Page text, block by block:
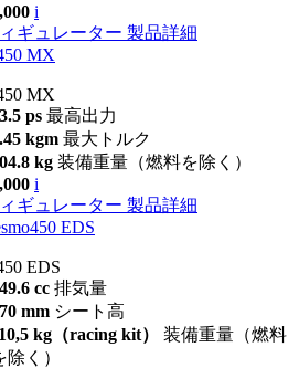
i
ギュレーター 製品詳細
MX
MX
ps 最高出力
kgm 最大トルク
kg 装備重量（燃料を除く）
i
ギュレーター 製品詳細
EDS
EDS
cc 排気量
mm シート高
kg（racing kit） 装備重量（燃料
除く）